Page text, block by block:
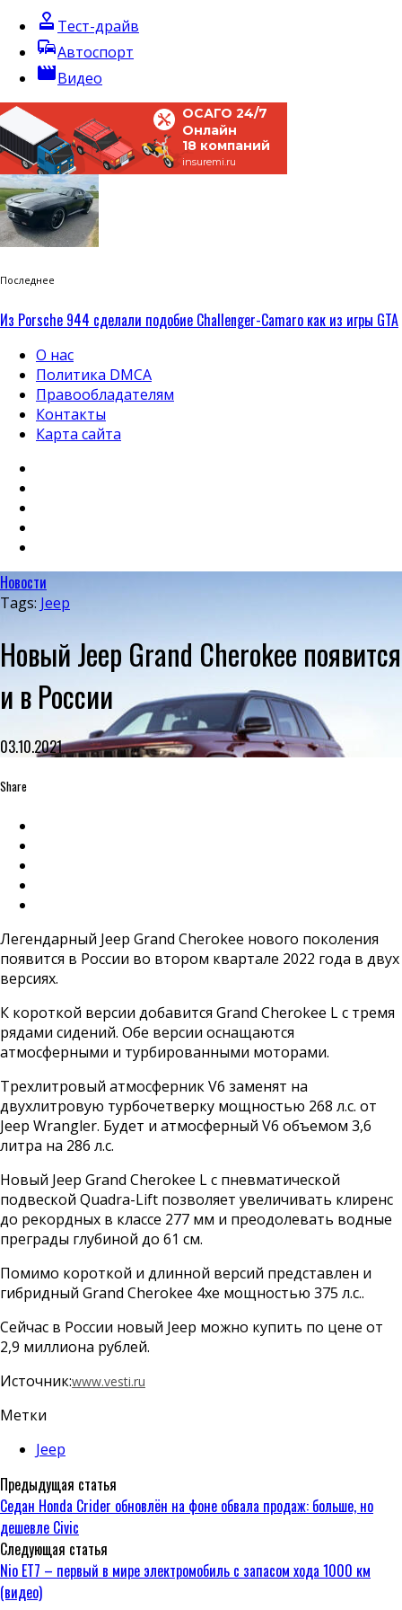
approval Тест-драйв
commuteАвтоспорт
movieВидео
ОСАГО 24/7
Онлайн
18 компаний
insuremi.ru
Последнее
Из Porsche 944 сделали подобие Challenger-Camaro как из игры GTA
О нас
Политика DMCA
Правообладателям
Контакты
Карта сайта
Новости
Tags: Jeep
Новый Jeep Grand Cherokee появится
и в России
03.10.2021
Share
Легендарный Jeep Grand Cherokee нового поколения
появится в России во втором квартале 2022 года в двух
версиях.
К короткой версии добавится Grand Cherokee L с тремя
рядами сидений. Обе версии оснащаются
атмосферными и турбированными моторами.
Трехлитровый атмосферник V6 заменят на
двухлитровую турбочетверку мощностью 268 л.с. от
Jeep Wrangler. Будет и атмосферный V6 объемом 3,6
литра на 286 л.с.
Новый Jeep Grand Cherokee L с пневматической
подвеской Quadra-Lift позволяет увеличивать клиренс
до рекордных в классе 277 мм и преодолевать водные
преграды глубиной до 61 см.
Помимо короткой и длинной версий представлен и
гибридный Grand Cherokee 4xe мощностью 375 л.с..
Сейчас в России новый Jeep можно купить по цене от
2,9 миллиона рублей.
Источник:www.vesti.ru
Метки
Jeep
Предыдущая статья
Седан Honda Crider обновлён на фоне обвала продаж: больше, но
дешевле Civic
Следующая статья
Nio ET7 – первый в мире электромобиль с запасом хода 1000 км
(видео)